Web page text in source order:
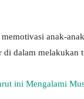
anak-
dalam melakukan
ini Mengalami